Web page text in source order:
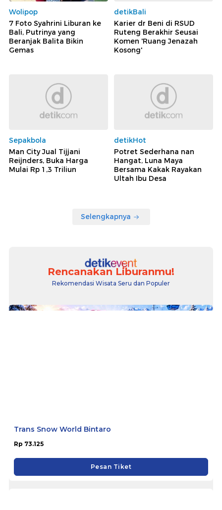
Wolipop
7 Foto Syahrini Liburan ke
Bali, Putrinya yang
Beranjak Balita Bikin
Gemas
detikBali
Karier dr Beni di RSUD
Ruteng Berakhir Seusai
Komen 'Ruang Jenazah
Kosong'
Sepakbola
Man City Jual Tijjani
Reijnders, Buka Harga
Mulai Rp 1,3 Triliun
detikHot
Potret Sederhana nan
Hangat, Luna Maya
Bersama Kakak Rayakan
Ultah Ibu Desa
Selengkapnya
Rencanakan Liburanmu!
Rekomendasi Wisata Seru dan Populer
Trans Snow World Bintaro
Rp 73.125
Pesan Tiket